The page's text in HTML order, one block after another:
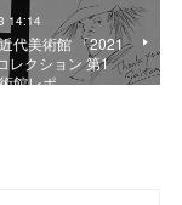
14:14
代美術館 「2021
レクション 第1
館レポ